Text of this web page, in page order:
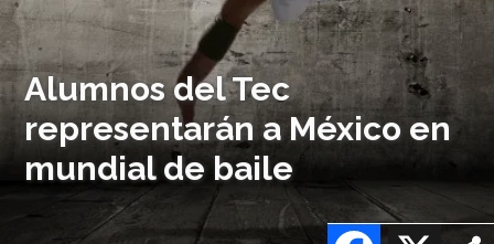
Alumnos del Tec
representarán a México en
mundial de baile
X
Facebook